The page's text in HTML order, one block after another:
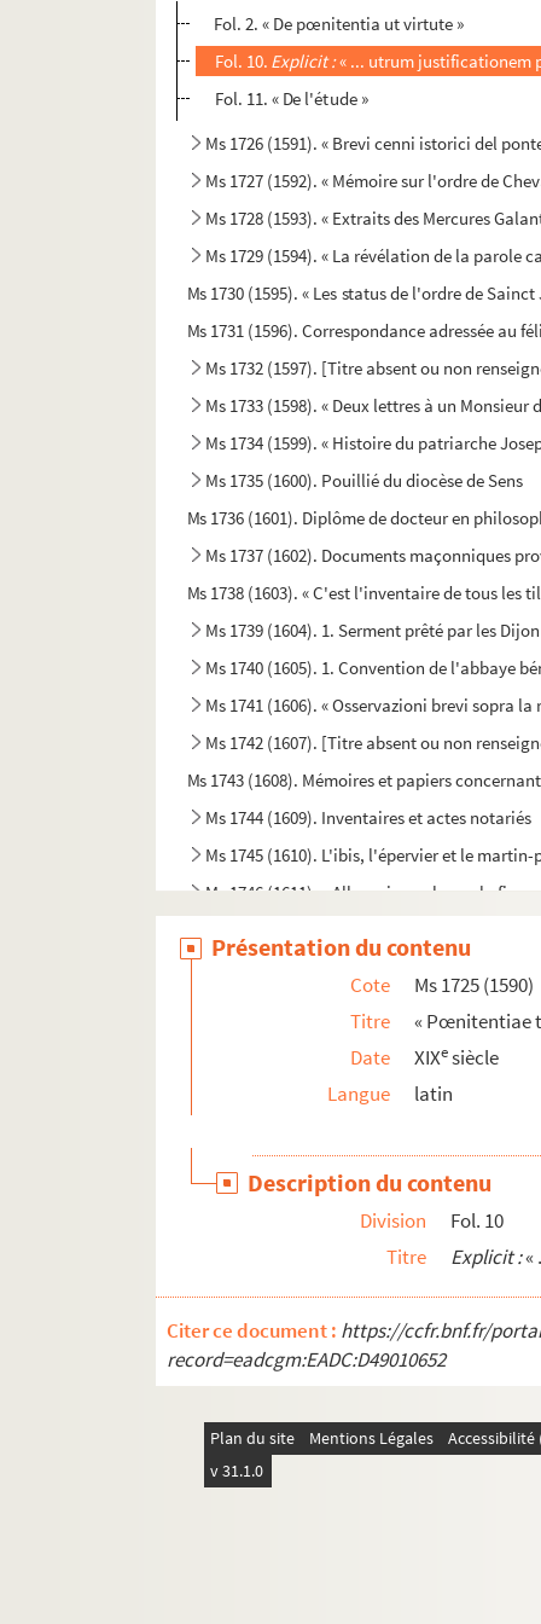
Fol. 2. « De pœnitentia ut virtute »
Fol. 10. Explicit :« ... utrum justificationem
Fol. 11. « De l'étude »
Ms 1726 (1591). « Brevi cenni istorici del
Ms 1727 (1592). « Mémoire sur l'ordre de
Ms 1728 (1593). « Extraits des Mercures
Ms 1729 (1594). « La révélation de la parole
Ms 1730 (1595). « Les status de l'ordre de
Ms 1731 (1596). Correspondance adressée au
Ms 1732 (1597). [Titre absent ou non
Ms 1733 (1598). « Deux lettres à un
Ms 1734 (1599). « Histoire du patriarche
Ms 1735 (1600). Pouillié du diocèse de Sens
Ms 1736 (1601). Diplôme de docteur en
Ms 1737 (1602). Documents maçonniques
Ms 1738 (1603). « C'est l'inventaire de tous les
Ms 1739 (1604). 1. Serment prêté par les
Ms 1740 (1605). 1. Convention de l'abbaye
Ms 1741 (1606). « Osservazioni brevi sopra
Ms 1742 (1607). [Titre absent ou non
Ms 1743 (1608). Mémoires et papiers
Ms 1744 (1609). Inventaires et actes notariés
Ms 1745 (1610). L'ibis, l'épervier et le
Ms 1746 (1611). « Allocuzione al popolo
Ms 1752 (1617). « Manoscritto venuta da
Ms 1753 (1618). « Nabucco » tragédie
Ms 1754 (1619). « Lettres sérieuses,
Ms 1755 (1620). « Statuta venerabilis
Ms 1756 (1621). [Titre absent ou non
Ms 1757 (1622). [Titre absent ou non
Ms 1758 (1623). [Titre absent ou non
Ms 1759 (1624). « Traité de la réception et de
Ms 1760-1763 (1625-1628). « Conclavi de
Ms 1764 (1629). [Titre absent ou non
Ms 1765 (1630). [Titre absent ou non
Présentation du contenu
Cote
Ms 1725 (1590)
Titre
« Pœnitentiae
Date
XIXesiècle
Langue
latin
Description du contenu
Division
Fol. 10
Titre
Explicit :«
Citer ce document : https://ccfr.bnf.fr/
record=eadcgm:EADC:D49010652
Plan du site Mentions Légales
v 31.1.0